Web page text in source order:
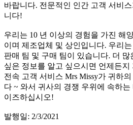
바랍니다. 전문적인 인간 고객 서비
니다!
우리는 10 년 이상의 경험을 가진 해
이며 제조업체 및 상인입니다. 우리
판매 팀 및 구매 팀이 있습니다. 더
싶은 정보를 알고 싶으시면 언제든
전속 고객 서비스 Mrs Missy가 귀하
다 ~ 와서 귀사의 경쟁 우위에 속하
이즈하십시오!
발행일: 2/3/2021